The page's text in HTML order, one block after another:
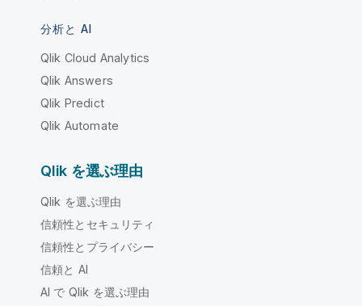
分析と AI
Qlik Cloud Analytics
Qlik Answers
Qlik Predict
Qlik Automate
Qlik を選ぶ理由
Qlik を選ぶ理由
信頼性とセキュリティ
信頼性とプライバシー
信頼と AI
AI で Qlik を選ぶ理由